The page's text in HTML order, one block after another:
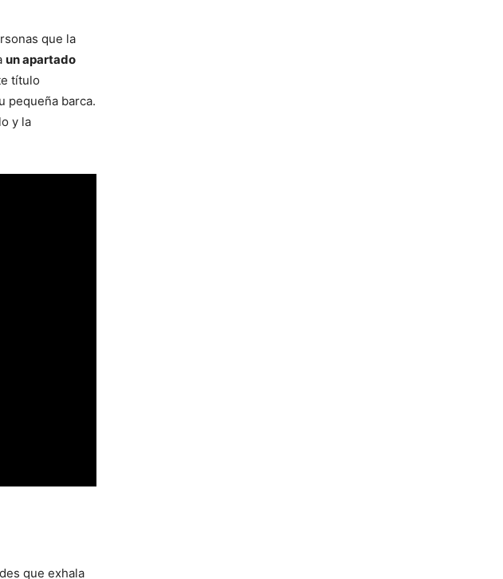
que la
un apartado
título
pequeña barca.
y la
que exhala